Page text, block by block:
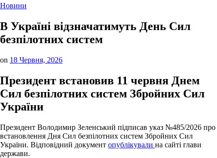
Опублікувати
Новини
В Україні відзначатимуть День Сил
безпілотних систем
on 18 Червня, 2026
Президент встановив 11 червня Днем
Сил безпілотних систем Збройних Сил
України
Президент Володимир Зеленський підписав указ №485/2026 про
встановлення Дня Сил безпілотних систем Збройних Сил
України. Відповідний документ опублікували на сайті глави
держави.